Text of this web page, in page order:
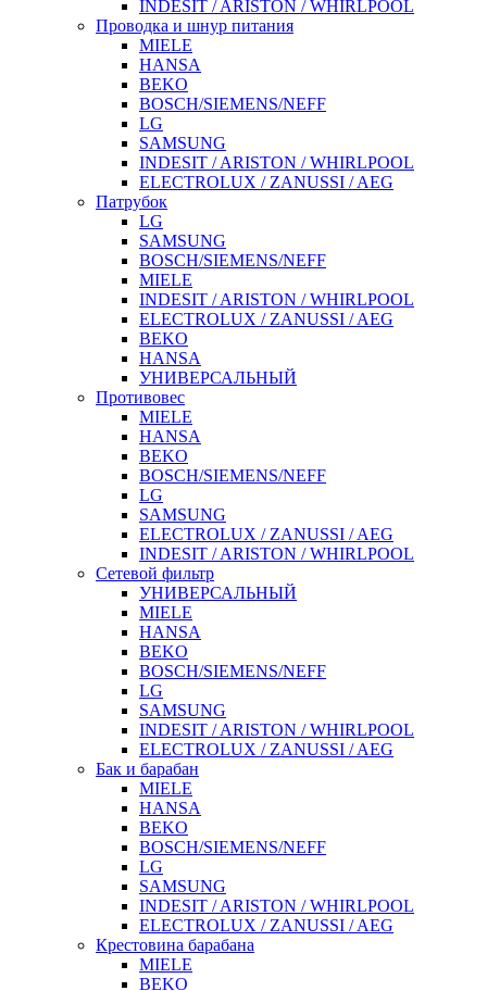
INDESIT / ARISTON / WHIRLPOOL
Проводка и шнур питания
MIELE
HANSA
BEKO
BOSCH/SIEMENS/NEFF
LG
SAMSUNG
INDESIT / ARISTON / WHIRLPOOL
ELECTROLUX / ZANUSSI / AEG
Патрубок
LG
SAMSUNG
BOSCH/SIEMENS/NEFF
MIELE
INDESIT / ARISTON / WHIRLPOOL
ELECTROLUX / ZANUSSI / AEG
BEKO
HANSA
УНИВЕРСАЛЬНЫЙ
Противовес
MIELE
HANSA
BEKO
BOSCH/SIEMENS/NEFF
LG
SAMSUNG
ELECTROLUX / ZANUSSI / AEG
INDESIT / ARISTON / WHIRLPOOL
Сетевой фильтр
УНИВЕРСАЛЬНЫЙ
MIELE
HANSA
BEKO
BOSCH/SIEMENS/NEFF
LG
SAMSUNG
INDESIT / ARISTON / WHIRLPOOL
ELECTROLUX / ZANUSSI / AEG
Бак и барабан
MIELE
HANSA
BEKO
BOSCH/SIEMENS/NEFF
LG
SAMSUNG
INDESIT / ARISTON / WHIRLPOOL
ELECTROLUX / ZANUSSI / AEG
Крестовина барабана
MIELE
BEKO